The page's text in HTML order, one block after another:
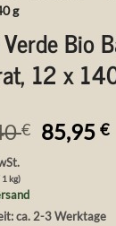
g
Bio
12 x
€
Preis
85,95€
kg)
ca. 2-3 Werktage